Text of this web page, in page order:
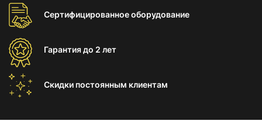
Сертифицированноеоборудование
Гарантиядо 2 лет
Скидки постоянным клиентам